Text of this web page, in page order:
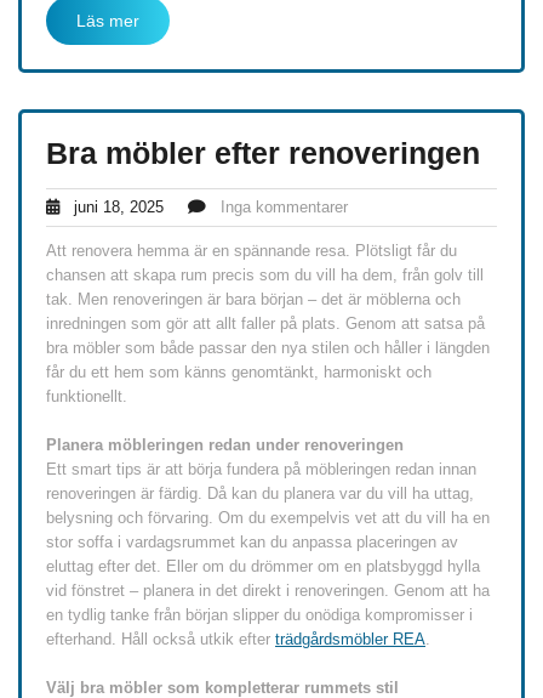
Läs mer
Bra möbler efter renoveringen
juni 18, 2025 Inga kommentarer
Att renovera hemma är en spännande resa. Plötsligt får du
chansen att skapa rum precis som du vill ha dem, från golv till
tak. Men renoveringen är bara början – det är möblerna och
inredningen som gör att allt faller på plats. Genom att satsa på
bra möbler som både passar den nya stilen och håller i längden
får du ett hem som känns genomtänkt, harmoniskt och
funktionellt.
Planera möbleringen redan under renoveringen
Ett smart tips är att börja fundera på möbleringen redan innan
renoveringen är färdig. Då kan du planera var du vill ha uttag,
belysning och förvaring. Om du exempelvis vet att du vill ha en
stor soffa i vardagsrummet kan du anpassa placeringen av
eluttag efter det. Eller om du drömmer om en platsbyggd hylla
vid fönstret – planera in det direkt i renoveringen. Genom att ha
en tydlig tanke från början slipper du onödiga kompromisser i
efterhand. Håll också utkik efter trädgårdsmöbler REA.
Välj bra möbler som kompletterar rummets stil